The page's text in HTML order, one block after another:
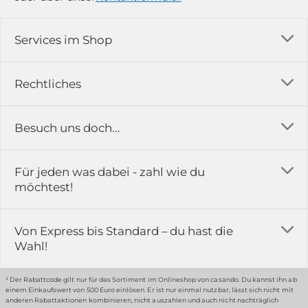
Rechtliches
Impressum
Rückgabe & Reklamation
Widerrufsrecht
Datenschutz-Einstellung
Erklärung zur Barrierefreiheit
Services im Shop
Versandkosten
Erfahrungsberichte & Bewertungen
Kontakt
Karriere
Gewerbekunden
Grounding Page
Besuch uns doch...
in der Ausstellung...
51789 Lindlar
Hinweis:
Für jeden was dabei - zahl wie du
möchtest!
Von Express bis Standard – du hast die
Wahl!
¹ Der Rabattcode gilt nur für das Sortiment im Onlineshop von casando. Du kannst ihn ab
einem Einkaufswert von 500 Euro einlösen. Er ist nur einmal nutzbar, lässt sich nicht mit
anderen Rabattaktionen kombinieren, nicht auszahlen und auch nicht nachträglich